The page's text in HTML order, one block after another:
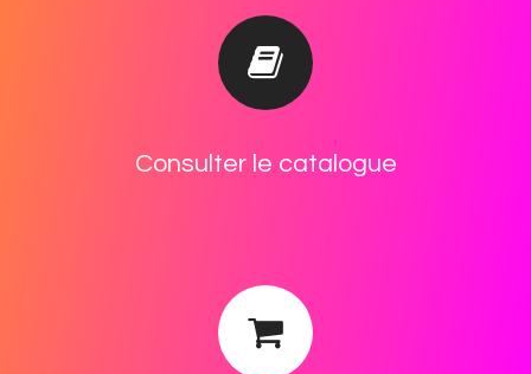
Cons​ulter le catalogue